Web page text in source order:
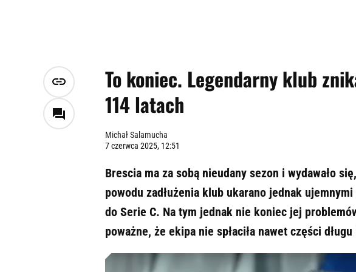
To koniec. Legendarny klub
114 latach
Michał Salamucha
7 czerwca 2025, 12:51
Brescia ma za sobą nieudany sezon i wydawało
powodu zadłużenia klub ukarano jednak
do Serie C. Na tym jednak nie koniec jej
poważne, że ekipa nie spłaciła nawet części